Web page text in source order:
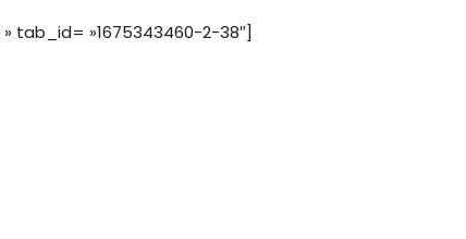
»1675343460-2-38″]